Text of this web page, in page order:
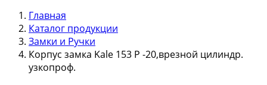
Главная
Каталог продукции
Замки и Ручки
Корпус замка Kale 153 Р -20,врезной цилиндр.
узкопроф.